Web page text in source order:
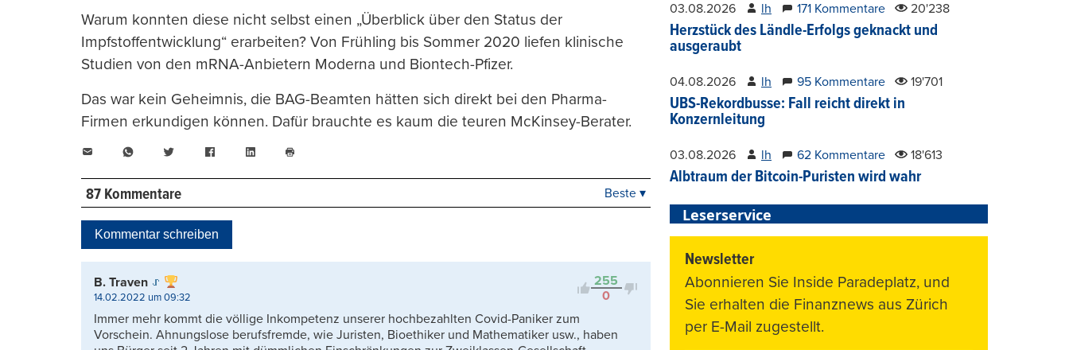
Warum konnten diese nicht selbst einen „Überblick über den Status der
Impfstoffentwicklung“ erarbeiten? Von Frühling bis Sommer 2020 liefen klinische
Studien von den mRNA-Anbietern Moderna und Biontech-Pfizer.
Das war kein Geheimnis, die BAG-Beamten hätten sich direkt bei den Pharma-
Firmen erkundigen können. Dafür brauchte es kaum die teuren McKinsey-Berater.
WhatsAppTwitter FacebookLinkedIn
drucken
87 Kommentare
Kontrovers
Beste ▾
Kommentar schreiben
255
0
B. Traven
14.02.2022 um 09:32
Immer mehr kommt die völlige Inkompetenz unserer hochbezahlten Covid-Paniker zum
Vorschein. Ahnungslose berufsfremde, wie Juristen, Bioethiker und Mathematiker usw., haben
03.08.2026 lh 171 Kommentare 20'238
Herzstück des Ländle-Erfolgs geknackt und
ausgeraubt
04.08.2026 lh 95 Kommentare 19'701
UBS-Rekordbusse: Fall reicht direkt in
Konzernleitung
03.08.2026 lh 62 Kommentare 18'613
Albtraum der Bitcoin-Puristen wird wahr
Leserservice
Newsletter
Abonnieren Sie Inside Paradeplatz, und
Sie erhalten die Finanznews aus Zürich
per E-Mail zugestellt.